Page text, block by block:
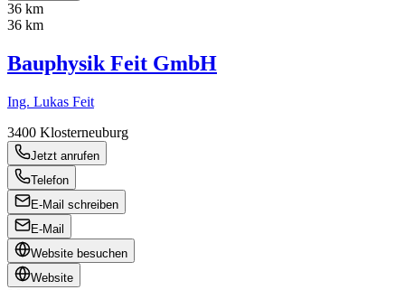
36 km
36 km
Bauphysik Feit GmbH
Ing. Lukas Feit
3400 Klosterneuburg
Jetzt anrufen
Telefon
E-Mail schreiben
E-Mail
Website besuchen
Website